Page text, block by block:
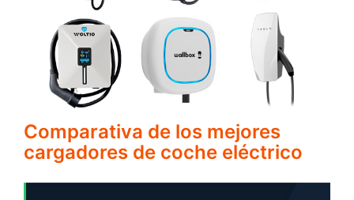
Comparativa de los mejores
cargadores de coche eléctrico